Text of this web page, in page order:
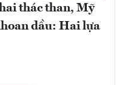
thác than, Mỹ
dầu: Hai lựa